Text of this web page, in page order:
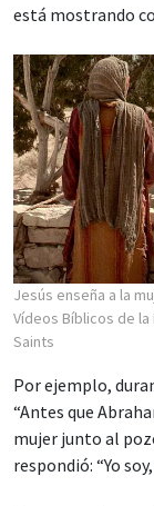
está mostrando
Jesús enseña a la
Vídeos Bíblicos de la
Saints
Por ejemplo,
“Antes que
mujer junto al
respondió: “Yo